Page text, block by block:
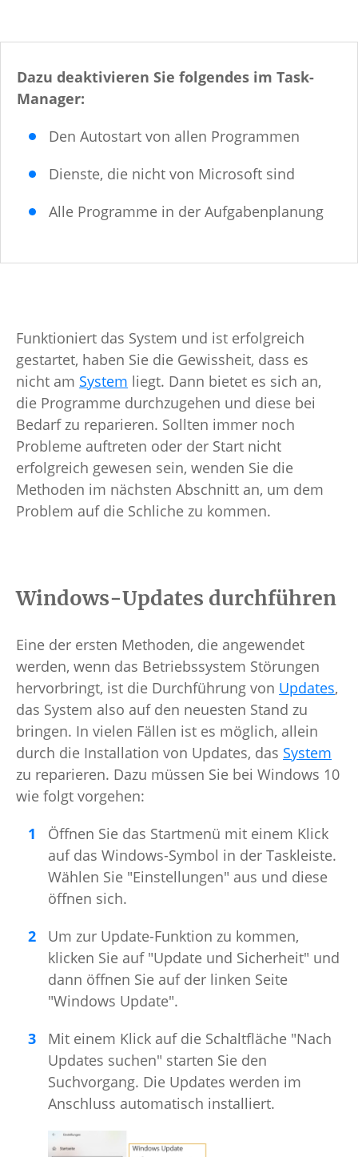
Dazu deaktivieren Sie folgendes im Task-
Manager:
Den Autostart von allen Programmen
Dienste, die nicht von Microsoft sind
Alle Programme in der Aufgabenplanung
Funktioniert das System und ist erfolgreich
gestartet, haben Sie die Gewissheit, dass es
nicht am System liegt. Dann bietet es sich an,
die Programme durchzugehen und diese bei
Bedarf zu reparieren. Sollten immer noch
Probleme auftreten oder der Start nicht
erfolgreich gewesen sein, wenden Sie die
Methoden im nächsten Abschnitt an, um dem
Problem auf die Schliche zu kommen.
Windows-Updates durchführen
Eine der ersten Methoden, die angewendet
werden, wenn das Betriebssystem Störungen
hervorbringt, ist die Durchführung von Updates,
das System also auf den neuesten Stand zu
bringen. In vielen Fällen ist es möglich, allein
durch die Installation von Updates, das System
zu reparieren. Dazu müssen Sie bei Windows 10
wie folgt vorgehen:
Öffnen Sie das Startmenü mit einem Klick
auf das Windows-Symbol in der Taskleiste.
Wählen Sie "Einstellungen" aus und diese
öffnen sich.
Um zur Update-Funktion zu kommen,
klicken Sie auf "Update und Sicherheit" und
dann öffnen Sie auf der linken Seite
"Windows Update".
Mit einem Klick auf die Schaltfläche "Nach
Updates suchen" starten Sie den
Suchvorgang. Die Updates werden im
Anschluss automatisch installiert.